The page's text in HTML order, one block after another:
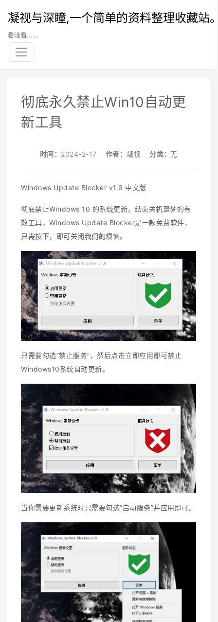
凝视与深瞳,一个简单的资料整理收藏站
看啥看......
彻底永久禁止Win10自动更
新工具
时间： 2024-2-17 作者： 凝视 分类：无
Windows Update Blocker v1.6 中文版
彻底禁止Windows 10 的系统更新，结束关机噩梦的有
效工具，Windows Update Blocker是一款免费软件，
只需按下，即可关闭我们的烦恼。
只需要勾选”禁止服务”，然后点击立即应用即可禁止
Windows10系统自动更新。
当你需要更新系统时只需要勾选”启动服务”并应用即可。